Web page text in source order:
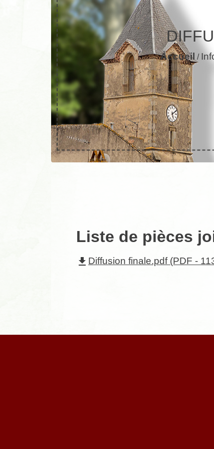
Accueil /
Liste de pièces
file_download Diffusion finale.pdf (PDF -